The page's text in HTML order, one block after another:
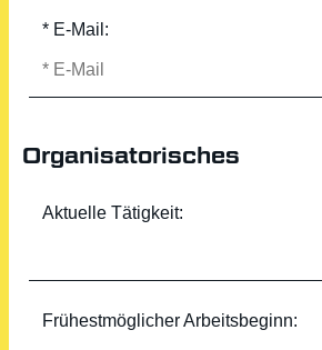
* E-Mail:
Organisatorisches
Aktuelle Tätigkeit:
Frühestmöglicher Arbeitsbeginn: